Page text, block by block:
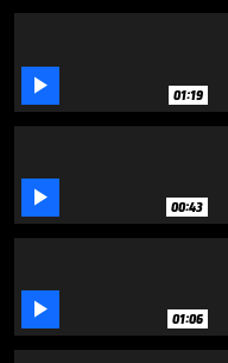
 01:19
 00:43
 01:06